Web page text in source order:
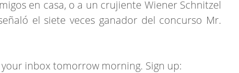
en casa, o a un crujiente Wiener Schnitzel
el siete veces ganador del concurso Mr.
inbox tomorrow morning. Sign up: